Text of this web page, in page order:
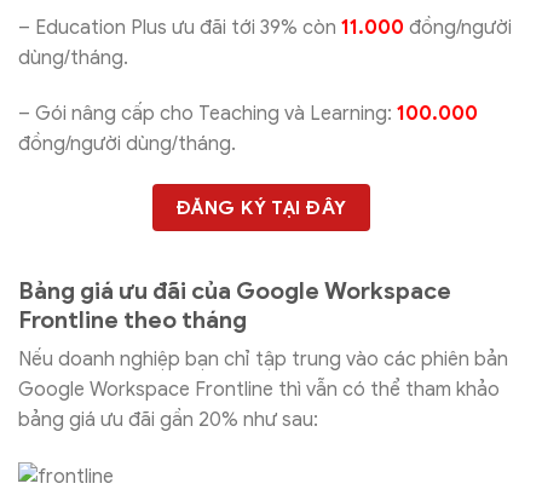
– Education Plus ưu đãi tới 39% còn 11.000 đồng/người
dùng/tháng.
– Gói nâng cấp cho Teaching và Learning: 100.000
đồng/người dùng/tháng.
ĐĂNG KÝ TẠI ĐÂY
Bảng giá ưu đãi của Google Workspace
Frontline theo tháng
Nếu doanh nghiệp bạn chỉ tập trung vào các phiên bản
Google Workspace Frontline thì vẫn có thể tham khảo
bảng giá ưu đãi gần 20% như sau: